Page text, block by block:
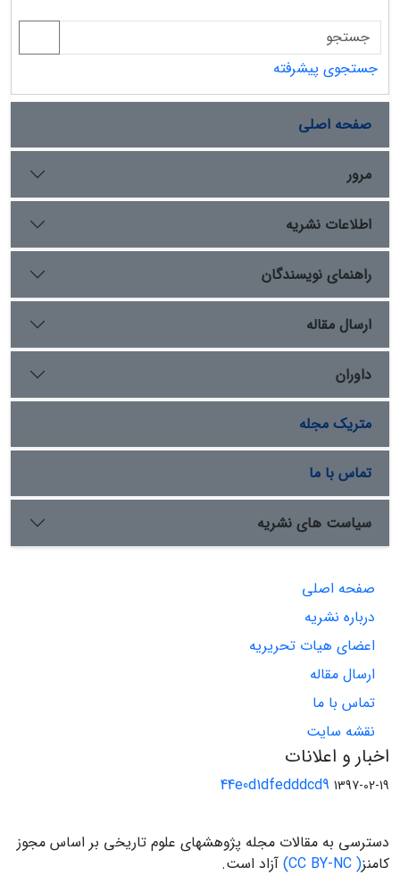
جستجوی پیشرفته
صفحه اصلی
مرور
اطلاعات نشریه
راهنمای نویسندگان
ارسال مقاله
داوران
متریک مجله
تماس با ما
سیاست های نشریه
صفحه اصلی
درباره نشریه
اعضای هیات تحریریه
ارسال مقاله
تماس با ما
نقشه سایت
اخبار و اعلانات
44e0d1dfedddcd9 1397-02-19
دسترسی به مقالات مجله پژوهشهای علوم تاریخی بر اساس مجوز
کامنز( CC BY-NC) آزاد است.